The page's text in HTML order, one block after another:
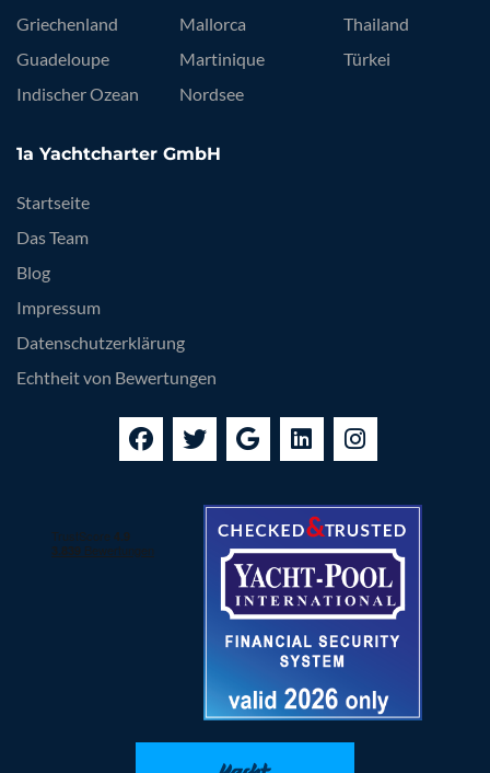
Griechenland
Guadeloupe
Indischer Ozean
Mallorca
Martinique
Nordsee
Thailand
Türkei
1a Yachtcharter GmbH
Startseite
Das Team
Blog
Impressum
Datenschutzerklärung
Echtheit von Bewertungen